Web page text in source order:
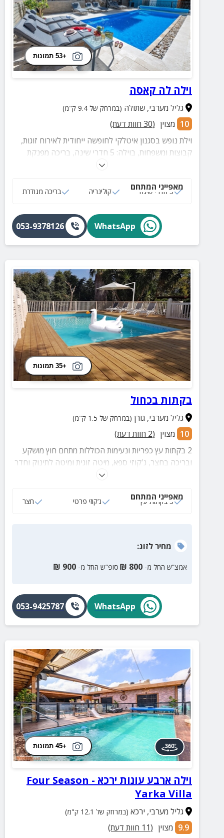
+53 תמונות
וילה לה קאסה
גליל מערבי,שתולה (במרחק של 9.4 ק"מ)
10 מצוין (
30 חוות דעת)
וילת נופש בסגנון איטלקי לחופשה ייחודית לאירוח זוגות,
קבוצות ומשפחות, בוילה: 5 חדרי שינה, בריכה מפנקת
ומגודרת, ג'קוזי ספא, מטבח מאובזר וחדש, חצר מושקעת
מאפייני המתחם
5 חדרי שינה קולינריה בריכה מגודרת
WhatsApp
053-9378126
+35 תמונות
בקתות בכחול
גליל מערבי, גורן (במרחק של 1.5 ק"מ)
10 מצוין (
2 חוות דעת)
2 בקתות עץ כפריות ונעימות הכוללות מתחם חוץ מושקע
ובריכה בחצר, ג'קוזי ספא, מיטה זוגית ומיטה לתינוק וחדר
מאפייני המתחם
3 בקתות עץ ג‘קוזי פרטי חצר
מחירלזוג:
אמצ”ש החל מ- 800
₪ סופ”ש החל מ- 900
₪
WhatsApp
053-9425787
+45 תמונות
וילה ארבע עונות ירכא - Four Season
Yarka Villa
גליל מערבי, ירכא (במרחק של 12.1 ק"מ)
9.9 מצוין (
11 חוות דעת)